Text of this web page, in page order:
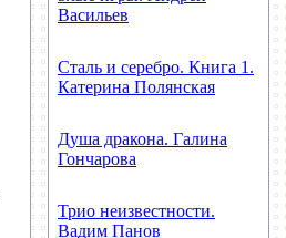
Васильев
Сталь и серебро. Книга 1.
Катерина Полянская
Душа дракона. Галина
Гончарова
Трио неизвестности.
Вадим Панов